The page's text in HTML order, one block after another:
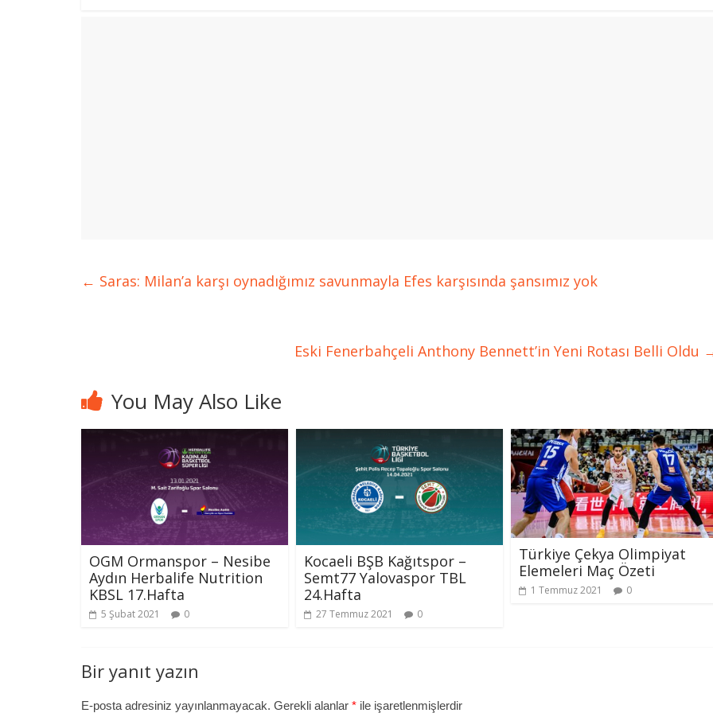
← Saras: Milan’a karşı oynadığımız savunmayla Efes karşısında şansımız yok
Eski Fenerbahçeli Anthony Bennett’in Yeni Rotası Belli Oldu
You May Also Like
OGM Ormanspor – Nesibe
Aydın Herbalife Nutrition
KBSL 17.Hafta
5 Şubat 2021 0
Kocaeli BŞB Kağıtspor –
Semt77 Yalovaspor TBL
24.Hafta
27 Temmuz 2021 0
Türkiye Çekya Olimpiyat
Elemeleri Maç Özeti
1 Temmuz 2021 0
Bir yanıt yazın
E-posta adresiniz yayınlanmayacak. Gerekli alanlar * ile işaretlenmişlerdir